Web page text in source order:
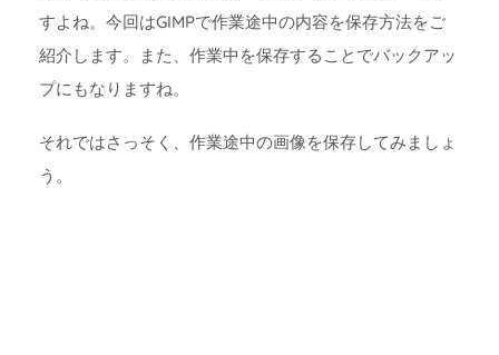
すよね。今回はGIMPで作業途中の内容を保存方法をご
紹介します。また、作業中を保存することでバックアッ
プにもなりますね。
それではさっそく、作業途中の画像を保存してみましょ
う。